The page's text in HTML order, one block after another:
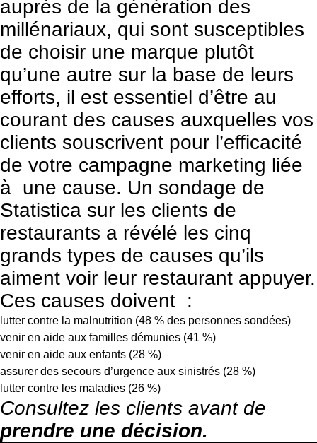
auprès de la génération des
millénariaux, qui sont susceptibles
de choisir une marque plutôt
qu’une autre sur la base de leurs
efforts, il est essentiel d’être au
courant des causes auxquelles vos
clients souscrivent pour l’efficacité
de votre campagne marketing liée
à une cause. Un sondage de
Statistica sur les clients de
restaurants a révélé les cinq
grands types de causes qu’ils
aiment voir leur restaurant appuyer.
Ces causes doivent :
lutter contre la malnutrition (48 % des personnes sondées)
venir en aide aux familles démunies (41 %)
venir en aide aux enfants (28 %)
assurer des secours d’urgence aux sinistrés (28 %)
lutter contre les maladies (26 %)
Consultez les clients avant de
prendre une décision.